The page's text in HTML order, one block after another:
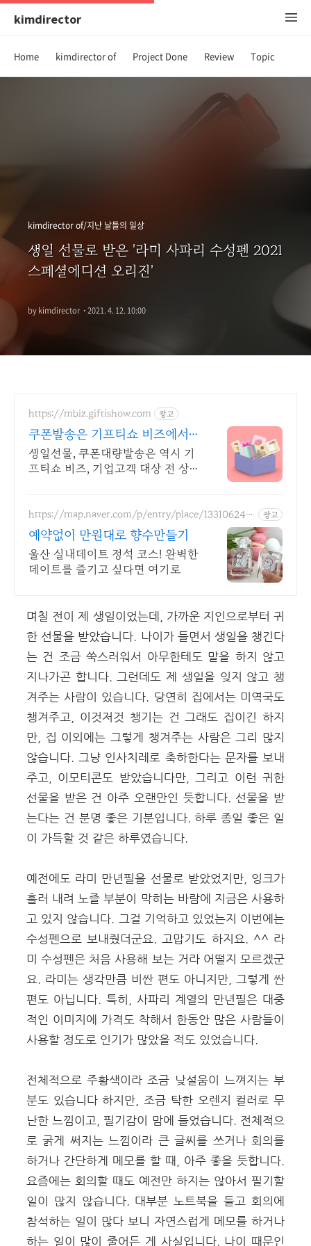
kimdirector
Home kimdirector of Project Done Review Topic
kimdirector of/지난 날들의 일상
생일 선물로 받은 '라미 사파리 수성펜 2021
스페셜에디션 오리진'
by kimdirector ·2021. 4. 12. 10:00
https://mbiz.giftishow.com 광고
쿠폰발송은 기프티쇼 비즈에서
스타벅스 기프티콘 15%할인
생일선물, 쿠폰대량발송은 역시 기
프티쇼 비즈, 기업고객 대상 전 상
류까지 바로 발급 가능!
https://map.naver.com/p/entry/place/133106246
광고
예약없이 만원대로 향수만들기
울산 실내데이트 정석 코스! 완벽한
데이트를 즐기고 싶다면 여기로
며칠 전이 제 생일이었는데, 가까운 지인으로부터 귀
한 선물을 받았습니다. 나이가 들면서 생일을 챙긴다
는 건 조금 쑥스러워서 아무한테도 말을 하지 않고
지나가곤 합니다. 그런데도 제 생일을 잊지 않고 챙
겨주는 사람이 있습니다. 당연히 집에서는 미역국도
챙겨주고, 이것저것 챙기는 건 그래도 집이긴 하지
만, 집 이외에는 그렇게 챙겨주는 사람은 그리 많지
않습니다. 그냥 인사치레로 축하한다는 문자를 보내
주고, 이모티콘도 받았습니다만, 그리고 이런 귀한
선물을 받은 건 아주 오랜만인 듯합니다. 선물을 받
는다는 건 분명 좋은 기분입니다. 하루 종일 좋은 일
이 가득할 것 같은 하루였습니다.
예전에도 라미 만년필을 선물로 받았었지만, 잉크가
흘러 내려 노즐 부분이 막히는 바람에 지금은 사용하
고 있지 않습니다. 그걸 기억하고 있었는지 이번에는
수성펜으로 보내줬더군요. 고맙기도 하지요. ^^ 라
미 수성펜은 처음 사용해 보는 거라 어떨지 모르겠군
요. 라미는 생각만큼 비싼 편도 아니지만, 그렇게 싼
편도 아닙니다. 특히, 사파리 계열의 만년필은 대중
적인 이미지에 가격도 착해서 한동안 많은 사람들이
사용할 정도로 인기가 많았을 적도 있었습니다.
전체적으로 주황색이라 조금 낮설움이 느껴지는 부
분도 있습니다 하지만, 조금 탁한 오렌지 컬러로 무
난한 느낌이고, 필기감이 맘에 들었습니다. 전체적으
로 굵게 써지는 느낌이라 큰 글씨를 쓰거나 회의를
하거나 간단하게 메모를 할 때, 아주 좋을 듯합니다.
요즘에는 회의할 때도 예전만 하지는 않아서 필기할
일이 많지 않습니다. 대부분 노트북을 들고 회의에
참석하는 일이 많다 보니 자연스럽게 메모를 하거나
하는 일이 많이 줄어든 게 사실입니다. 나이 때문인